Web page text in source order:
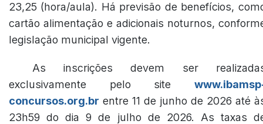
23,25 (hora/aula). Há previsão de benefícios,
cartão alimentação e adicionais noturnos,
legislação municipal vigente.
As inscrições devem ser
exclusivamente pelo site
concursos.org.br entre 11 de junho de 2026 até
23h59 do dia 9 de julho de 2026. As taxas